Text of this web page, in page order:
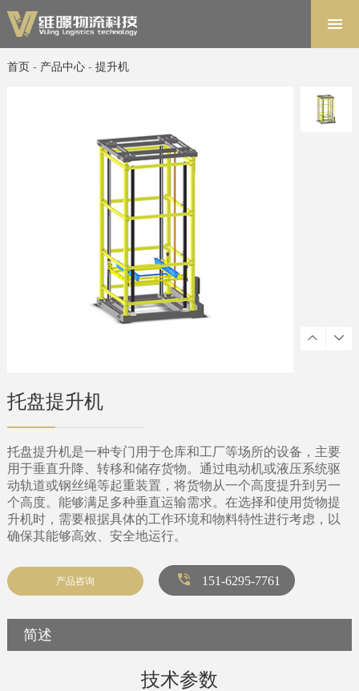
首页 - 产品中心- 提升机
托盘提升机
托盘提升机是一种专门用于仓库和工厂等场所的设备，主要
用于垂直升降、转移和储存货物。通过电动机或液压系统驱
动轨道或钢丝绳等起重装置，将货物从一个高度提升到另一
个高度。能够满足多种垂直运输需求。在选择和使用货物提
升机时，需要根据具体的工作环境和物料特性进行考虑，以
确保其能够高效、安全地运行。
产品咨询 151-6295-7761
简述
技术参数